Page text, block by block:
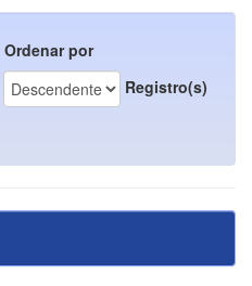
Ordenar por
Registro(s)